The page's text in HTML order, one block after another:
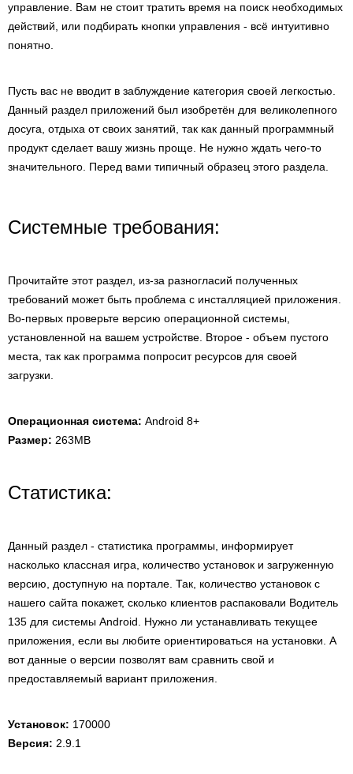
управление. Вам не стоит тратить время на поиск необходимых
действий, или подбирать кнопки управления - всё интуитивно
понятно.
Пусть вас не вводит в заблуждение категория своей легкостью.
Данный раздел приложений был изобретён для великолепного
досуга, отдыха от своих занятий, так как данный программный
продукт сделает вашу жизнь проще. Не нужно ждать чего-то
значительного. Перед вами типичный образец этого раздела.
Системные требования:
Прочитайте этот раздел, из-за разногласий полученных
требований может быть проблема с инсталляцией приложения.
Во-первых проверьте версию операционной системы,
установленной на вашем устройстве. Второе - объем пустого
места, так как программа попросит ресурсов для своей
загрузки.
Операционная система: Android 8+
Размер: 263MB
Статистика:
Данный раздел - статистика программы, информирует
насколько классная игра, количество установок и загруженную
версию, доступную на портале. Так, количество установок с
нашего сайта покажет, сколько клиентов распаковали Водитель
135 для системы Android. Нужно ли устанавливать текущее
приложения, если вы любите ориентироваться на установки. А
вот данные о версии позволят вам сравнить свой и
предоставляемый вариант приложения.
Установок: 170000
Версия: 2.9.1